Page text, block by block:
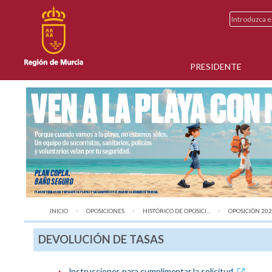
PRESIDENTE
INICIO OPOSICIONES HISTÓRICO DE OPOSICI... OPOSICIÓN
DEVOLUCIÓN DE TASAS